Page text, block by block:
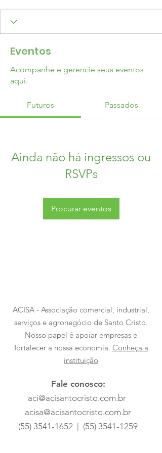
Eventos
Acompanhe e gerencie seus eventos
aqui.
Futuros Passados
Ainda não há ingressos ou
RSVPs
Procurar eventos
ACISA - Associação comercial, industrial,
serviços e agronegócio de Santo Cristo.
Nosso papel é apoiar empresas e
fortalecer a nossa economia. Conheça a
instituição
Fale conosco:
aci@acisantocristo.com.br
acisa@acisantocristo.com.br
(55) 3541-1652
(55) 3541-1259